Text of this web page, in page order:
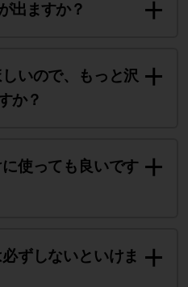
出ますか？
いので、もっと沢
か？
使っても良いです
ずしないといけま